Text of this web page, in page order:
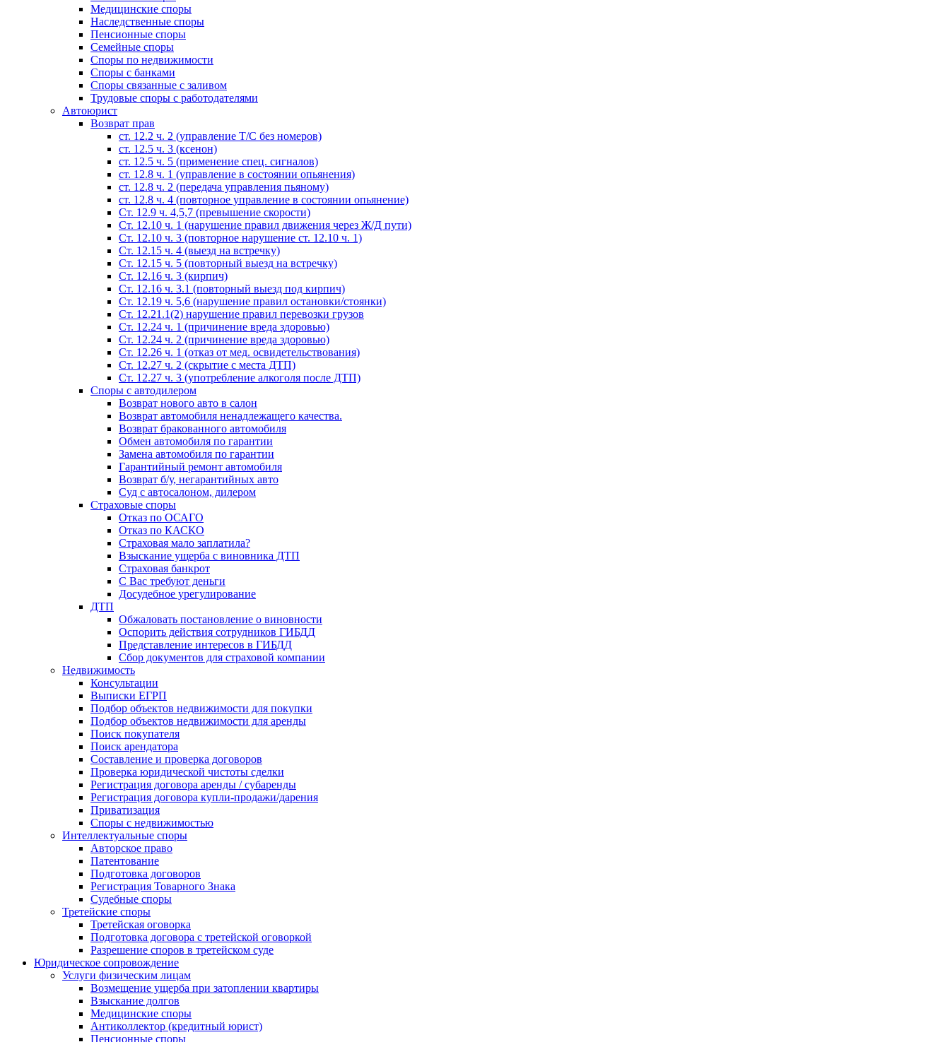
Медицинские споры
Наследственные споры
Пенсионные споры
Семейные споры
Cпоры по недвижимости
Споры с банками
Споры связанные с заливом
Трудовые споры с работодателями
Автоюрист
Возврат прав
ст. 12.2 ч. 2 (управление Т/С без номеров)
ст. 12.5 ч. 3 (ксенон)
ст. 12.5 ч. 5 (применение спец. сигналов)
cт. 12.8 ч. 1 (управление в состоянии опьянения)
ст. 12.8 ч. 2 (передача управления пьяному)
ст. 12.8 ч. 4 (повторное управление в состоянии опьянение)
Ст. 12.9 ч. 4,5,7 (превышение скорости)
Ст. 12.10 ч. 1 (нарушение правил движения через Ж/Д пути)
Ст. 12.10 ч. 3 (повторное нарушение ст. 12.10 ч. 1)
Ст. 12.15 ч. 4 (выезд на встречку)
Ст. 12.15 ч. 5 (повторный выезд на встречку)
Ст. 12.16 ч. 3 (кирпич)
Ст. 12.16 ч. 3.1 (повторный выезд под кирпич)
Ст. 12.19 ч. 5,6 (нарушение правил остановки/стоянки)
Ст. 12.21.1(2) нарушение правил перевозки грузов
Ст. 12.24 ч. 1 (причинение вреда здоровью)
Ст. 12.24 ч. 2 (причинение вреда здоровью)
Ст. 12.26 ч. 1 (отказ от мед. освидетельствования)
Ст. 12.27 ч. 2 (скрытие с места ДТП)
Ст. 12.27 ч. 3 (употребление алкоголя после ДТП)
Споры с автодилером
Возврат нового авто в салон
Возврат автомобиля ненадлежащего качества.
Возврат бракованного автомобиля
Обмен автомобиля по гарантии
Замена автомобиля по гарантии
Гарантийный ремонт автомобиля
Возврат б/у, негарантийных авто
Суд с автосалоном, дилером
Страховые споры
Отказ по ОСАГО
Отказ по КАСКО
Страховая мало заплатила?
Взыскание ущерба с виновника ДТП
Страховая банкрот
С Вас требуют деньги
Досудебное урегулирование
ДТП
Обжаловать постановление о виновности
Оспорить действия сотрудников ГИБДД
Представление интересов в ГИБДД
Сбор документов для страховой компании
Недвижимость
Консультации
Выписки ЕГРП
Подбор объектов недвижимости для покупки
Подбор объектов недвижимости для аренды
Поиск покупателя
Поиск арендатора
Составление и проверка договоров
Проверка юридической чистоты сделки
Регистрация договора аренды / субаренды
Регистрация договора купли-продажи/дарения
Приватизация
Cпоры с недвижимостью
Интеллектуальные споры
Авторское право
Патентование
Подготовка договоров
Регистрация Товарного Знака
Судебные споры
Третейские споры
Третейская оговорка
Подготовка договора с третейской оговоркой
Разрешение споров в третейском суде
Юридическое сопровождение
Услуги физическим лицам
Возмещение ущерба при затоплении квартиры
Взыскание долгов
Медицинские споры
Антиколлектор (кредитный юрист)
Пенсионные споры